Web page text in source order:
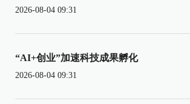
2026-08-04 09:31
“AI+创业”加速科技成果孵化
2026-08-04 09:31